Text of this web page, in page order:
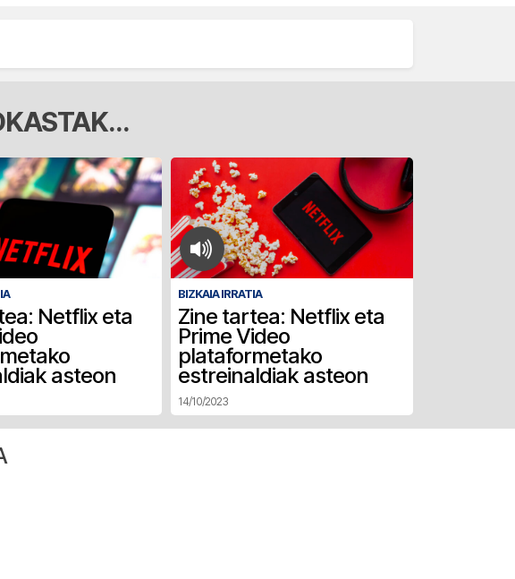
Netflix eta
asteon
BIZKAIA IRRATIA
Zine tartea: Netflix eta
Prime Video
plataformetako
estreinaldiak asteon
14/10/2023